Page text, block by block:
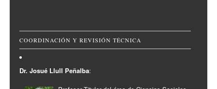
COORDINACIÓN Y REVISIÓN TÉCNICA
Dr. Josué Llull Peñalba: